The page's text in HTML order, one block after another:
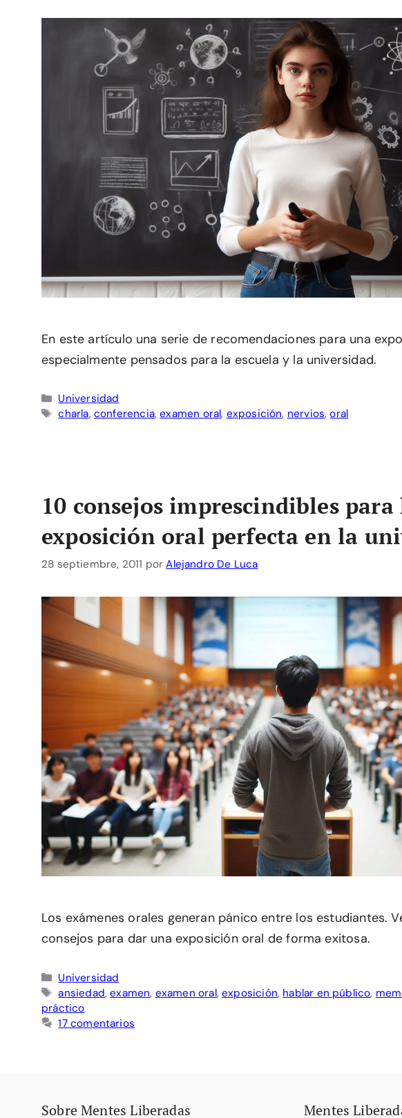
En este artículo una serie de recomendaciones para una
especialmente pensados para la escuela y la universidad.
Categorías
Universidad
Etiquetas
charla, conferencia,examen oral, exposición, nervios,oral
10 consejos imprescindibles para
exposición oral perfecta en la
28 septiembre, 2011 porAlejandro De Luca
Los exámenes orales generan pánico entre los estudiantes.
consejos para dar una exposición oral de forma exitosa.
Categorías
Universidad
Etiquetas
ansiedad,examen, examen oral,exposición, hablar en público,
práctico
17 comentarios
Sobre Mentes Liberadas Mentes